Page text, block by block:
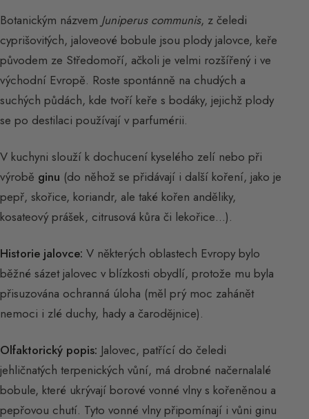
Botanickým názvem Juniperus communis, z čeledi
cyprišovitých, jaloveové bobule jsou plody jalovce, keře
původem ze Středomoří, ačkoli je velmi rozšířený i ve
východní Evropě. Roste spontánně na chudých a
suchých půdách, kde tvoří keře s bodáky, jejichž plody
se po destilaci používají v parfumérii.
V kuchyni slouží k dochucení kyselého zelí nebo při
výrobě ginu (do něhož se přidávají i další koření, jako je
pepř, skořice, koriandr, ale také kořen anděliky,
kosateový prášek, citrusová kůra či lekořice…).
Historie jalovce: V některých oblastech Evropy bylo
běžné sázet jalovec v blízkosti obydlí, protože mu byla
přisuzována ochranná úloha (měl prý moc zahánět
nemoci i zlé duchy, hady a čarodějnice).
Olfaktorický popis: Jalovec, patřící do čeledi
jehličnatých terpenických vůní, má drobné načernalalé
bobule, které ukrývají borové vonné vlny s kořeněnou a
pepřovou chutí. Tyto vonné vlny připomínají i vůni ginu